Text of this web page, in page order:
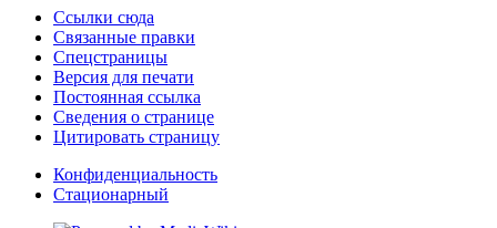
Ссылки сюда
Связанные правки
Спецстраницы
Версия для печати
Постоянная ссылка
Сведения о странице
Цитировать страницу
Конфиденциальность
Стационарный